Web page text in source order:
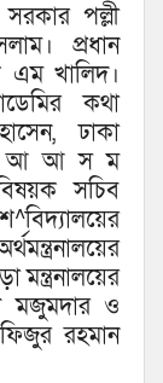
সরকার পল্লী
প্রধান
এম খালিদ।
কথা
ঢাকা
ড. আ আ স ম
সচিব
মন্ত্রনালয়ের
মজুমদার ও
রহমান